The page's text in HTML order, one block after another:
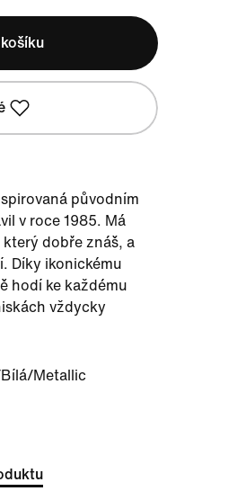
původním
v roce 1985. Má
dobře znáš, a
Díky ikonickému
hodí ke každému
vždycky
Metallic